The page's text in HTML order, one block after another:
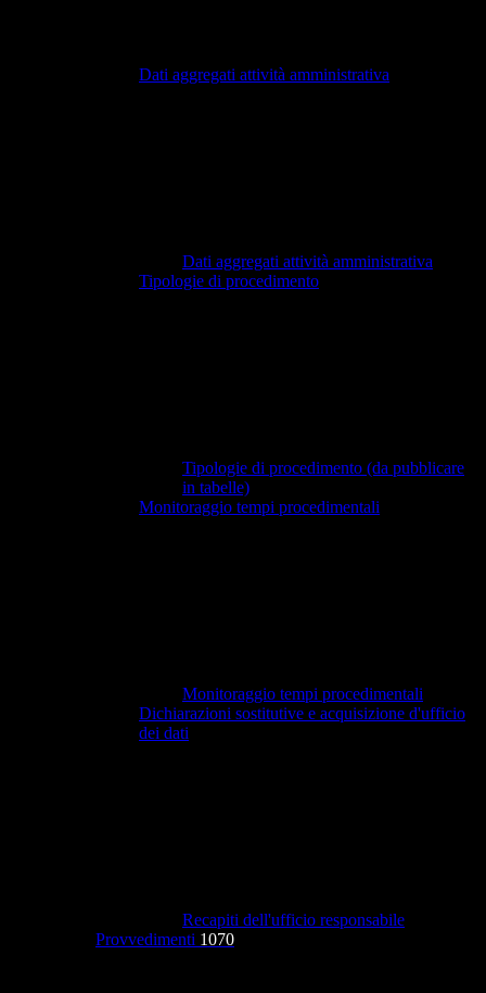
Dati aggregati attività amministrativa
Dati aggregati attività amministrativa
Tipologie di procedimento
Tipologie di procedimento (da pubblicare
in tabelle)
Monitoraggio tempi procedimentali
Monitoraggio tempi procedimentali
Dichiarazioni sostitutive e acquisizione d'ufficio
dei dati
Recapiti dell'ufficio responsabile
Provvedimenti 1070